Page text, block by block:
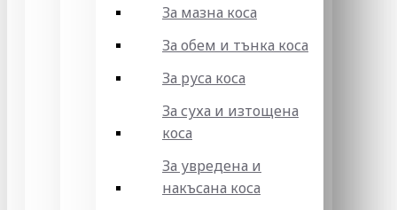
За мазна коса
За обем и тънка коса
За руса коса
За суха и изтощена
коса
За увредена и
накъсана коса